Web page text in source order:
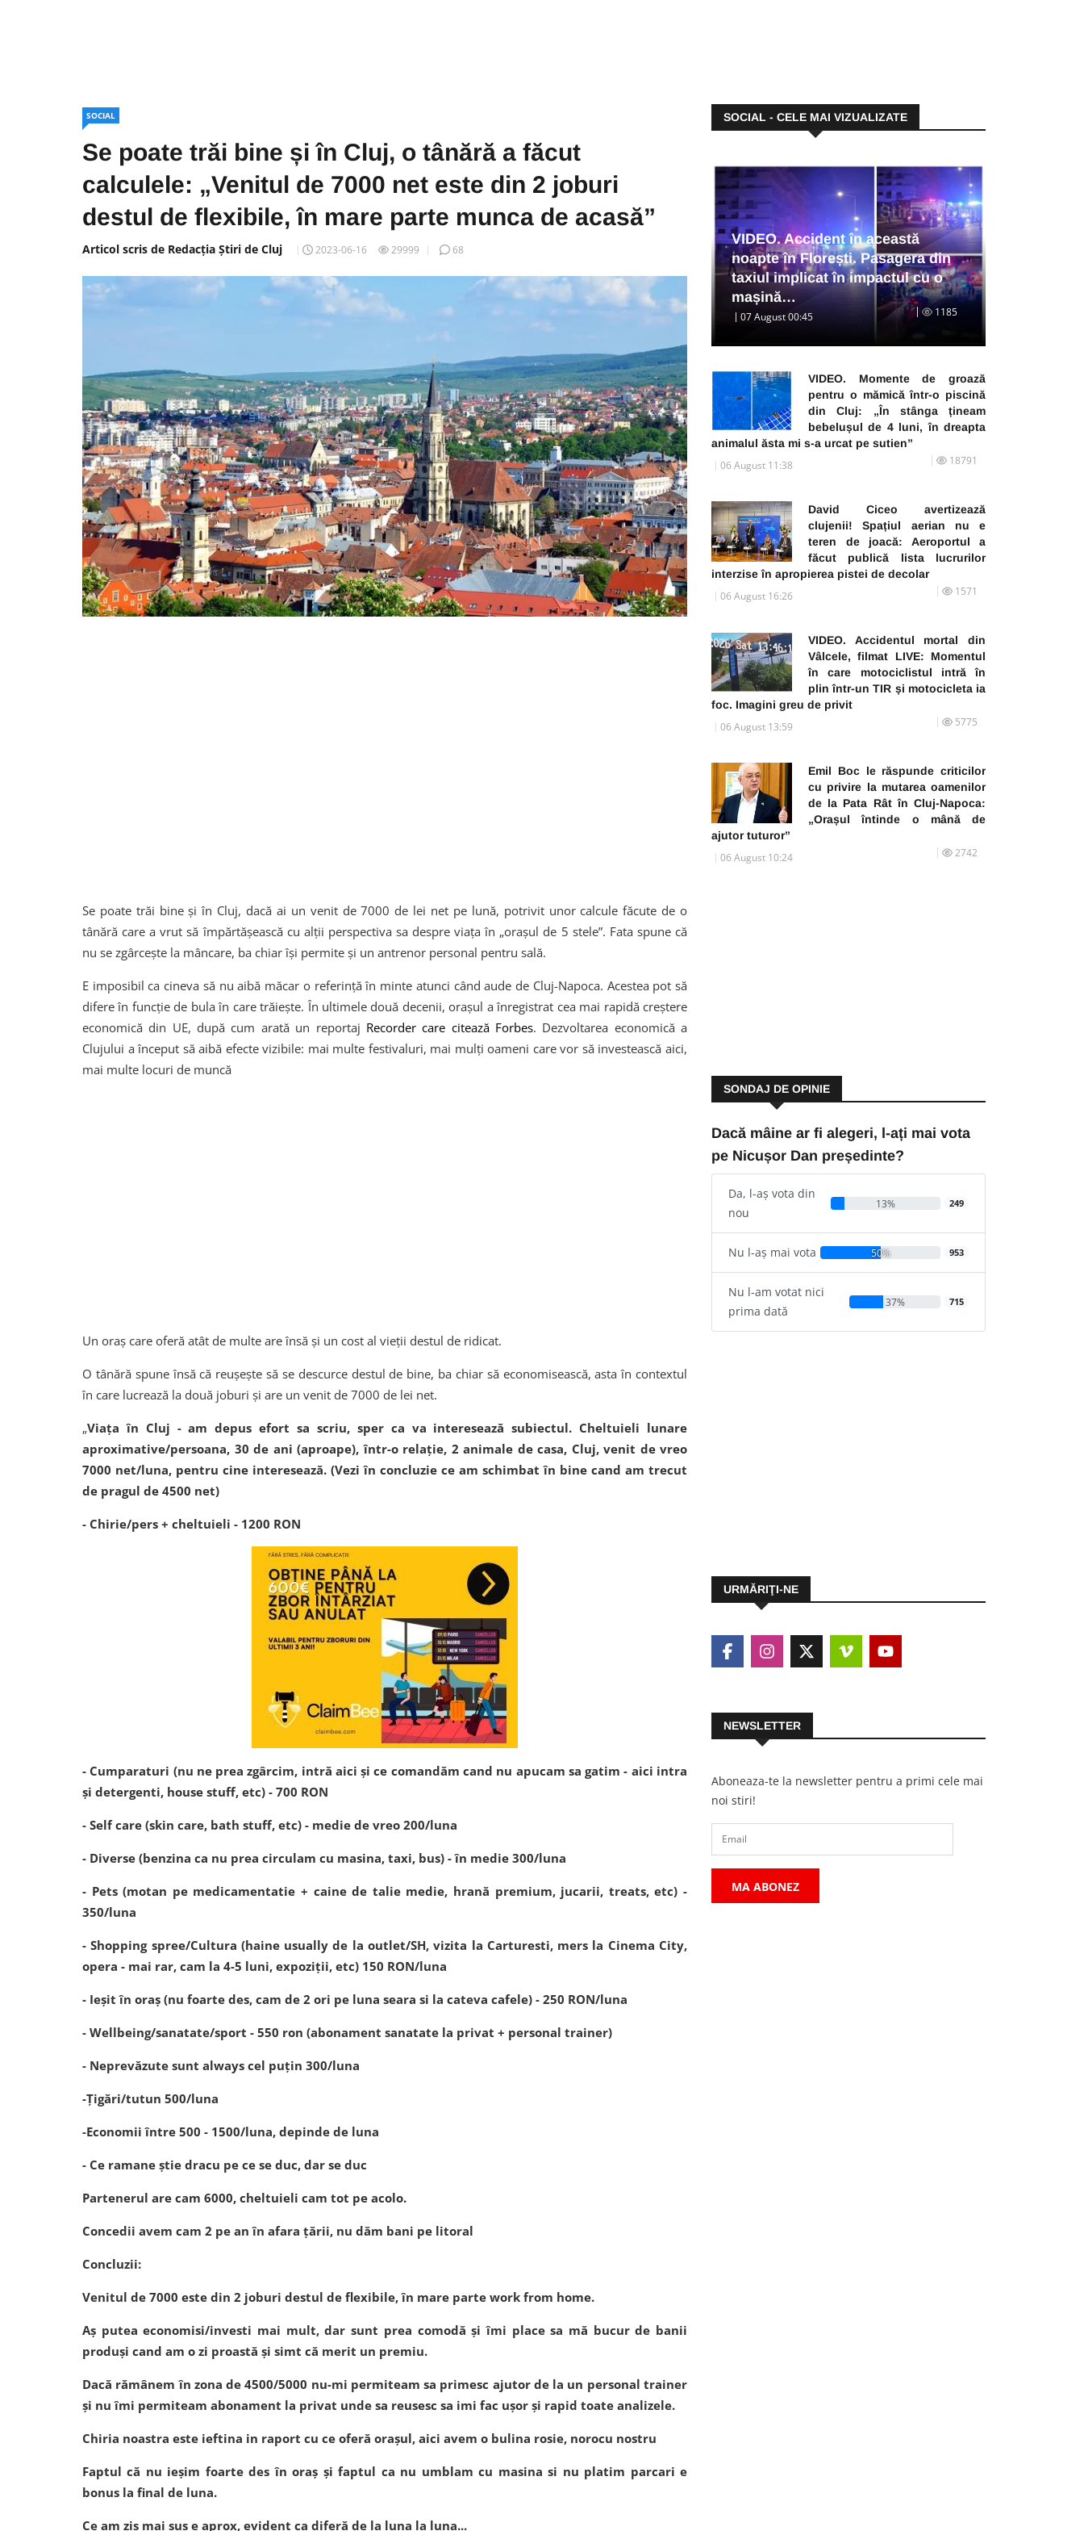
SOCIAL
Se poate trăi bine și în Cluj, o tânără a făcut
calculele: „Venitul de 7000 net este din 2 joburi
destul de flexibile, în mare parte munca de acasă”
Articol scris de Redacția Știri de Cluj 2023-06-16 29999 68
Se poate trăi bine și în Cluj, dacă ai un venit de 7000 de lei net pe lună, potrivit unor calcule făcute de o
tânără care a vrut să împărtășească cu alții perspectiva sa despre viața în „orașul de 5 stele”. Fata spune că
nu se zgârcește la mâncare, ba chiar își permite și un antrenor personal pentru sală.
E imposibil ca cineva să nu aibă măcar o referință în minte atunci când aude de Cluj-Napoca. Acestea pot să
difere în funcție de bula în care trăiește. În ultimele două decenii, orașul a înregistrat cea mai rapidă creștere
economică din UE, după cum arată un reportaj Recorder care citează Forbes. Dezvoltarea economică a
Clujului a început să aibă efecte vizibile: mai multe festivaluri, mai mulți oameni care vor să investească aici,
mai multe locuri de muncă
Un oraș care oferă atât de multe are însă și un cost al vieții destul de ridicat.
O tânără spune însă că reușește să se descurce destul de bine, ba chiar să economisească, asta în contextul
în care lucrează la două joburi și are un venit de 7000 de lei net.
„Viața în Cluj - am depus efort sa scriu, sper ca va interesează subiectul. Cheltuieli lunare
aproximative/persoana, 30 de ani (aproape), într-o relație, 2 animale de casa, Cluj, venit de vreo
7000 net/luna, pentru cine interesează. (Vezi în concluzie ce am schimbat în bine cand am trecut
de pragul de 4500 net)
- Chirie/pers + cheltuieli - 1200 RON
- Cumparaturi (nu ne prea zgârcim, intră aici și ce comandăm cand nu apucam sa gatim - aici intra
și detergenti, house stuff, etc) - 700 RON
- Self care (skin care, bath stuff, etc) - medie de vreo 200/luna
- Diverse (benzina ca nu prea circulam cu masina, taxi, bus) - în medie 300/luna
- Pets (motan pe medicamentatie + caine de talie medie, hrană premium, jucarii, treats, etc) -
350/luna
- Shopping spree/Cultura (haine usually de la outlet/SH, vizita la Carturesti, mers la Cinema City,
opera - mai rar, cam la 4-5 luni, expoziții, etc) 150 RON/luna
- Ieșit în oraș (nu foarte des, cam de 2 ori pe luna seara si la cateva cafele) - 250 RON/luna
- Wellbeing/sanatate/sport - 550 ron (abonament sanatate la privat + personal trainer)
- Neprevăzute sunt always cel puțin 300/luna
-Țigări/tutun 500/luna
-Economii între 500 - 1500/luna, depinde de luna
- Ce ramane știe dracu pe ce se duc, dar se duc
Partenerul are cam 6000, cheltuieli cam tot pe acolo.
Concedii avem cam 2 pe an în afara țării, nu dăm bani pe litoral
Concluzii:
Venitul de 7000 este din 2 joburi destul de flexibile, în mare parte work from home.
Aș putea economisi/investi mai mult, dar sunt prea comodă și îmi place sa mă bucur de banii
produși cand am o zi proastă și simt că merit un premiu.
Dacă rămânem în zona de 4500/5000 nu-mi permiteam sa primesc ajutor de la un personal trainer
și nu îmi permiteam abonament la privat unde sa reusesc sa imi fac ușor și rapid toate analizele.
Chiria noastra este ieftina in raport cu ce oferă orașul, aici avem o bulina rosie, norocu nostru
Faptul că nu ieșim foarte des în oraș și faptul ca nu umblam cu masina si nu platim parcari e
bonus la final de luna.
Ce am zis mai sus e aprox, evident ca diferă de la luna la luna...
SOCIAL - CELE MAI VIZUALIZATE
VIDEO. Accident în această
noapte în Florești. Pasagera din
taxiul implicat în impactul cu o
mașină…
07 August 00:45 1185
VIDEO. Momente de groază
pentru o mămică într-o piscină
din Cluj: „În stânga țineam
bebelușul de 4 luni, în dreapta
animalul ăsta mi s-a urcat pe sutien”
06 August 11:38 18791
David Ciceo avertizează
clujenii! Spațiul aerian nu e
teren de joacă: Aeroportul a
făcut publică lista lucrurilor
interzise în apropierea pistei de decolar
06 August 16:26 1571
VIDEO. Accidentul mortal din
Vâlcele, filmat LIVE: Momentul
în care motociclistul intră în
plin într-un TIR și motocicleta ia
foc. Imagini greu de privit
06 August 13:59 5775
Emil Boc le răspunde criticilor
cu privire la mutarea oamenilor
de la Pata Rât în Cluj-Napoca:
„Orașul întinde o mână de
ajutor tuturor”
06 August 10:24 2742
SONDAJ DE OPINIE
Dacă mâine ar fi alegeri, l-ați mai vota
pe Nicușor Dan președinte?
Da, l-aș vota din
nou
13% 249
Nu l-aș mai vota 50% 953
Nu l-am votat nici
prima dată
37% 715
URMĂRIŢI-NE
NEWSLETTER
Aboneaza-te la newsletter pentru a primi cele mai
noi stiri!
MA ABONEZ